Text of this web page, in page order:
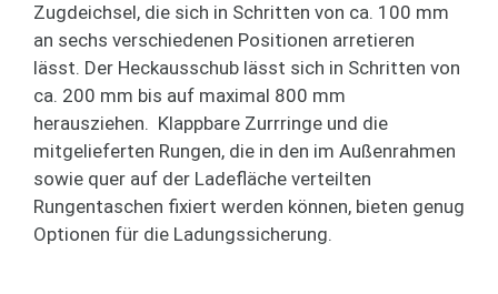
Zugdeichsel, die sich in Schritten von ca. 100 mm
an sechs verschiedenen Positionen arretieren
lässt. Der Heckausschub lässt sich in Schritten von
ca. 200 mm bis auf maximal 800 mm
herausziehen. Klappbare Zurrringe und die
mitgelieferten Rungen, die in den im Außenrahmen
sowie quer auf der Ladefläche verteilten
Rungentaschen fixiert werden können, bieten genug
Optionen für die Ladungssicherung.